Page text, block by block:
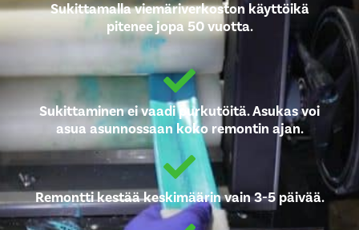
Sukittamalla viemäriverkoston käyttöikä
pitenee jopa 50 vuotta.
Sukittaminen ei vaadi purkutöitä. Asukas voi
asua asunnossaan koko remontin ajan.
Remontti kestää keskimäärin vain 3-5 päivää.